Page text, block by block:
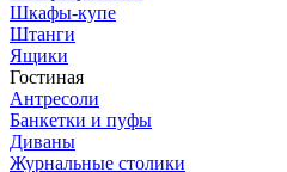
Шкафы-купе
Штанги
Ящики
Гостиная
Антресоли
Банкетки и пуфы
Диваны
Журнальные столики